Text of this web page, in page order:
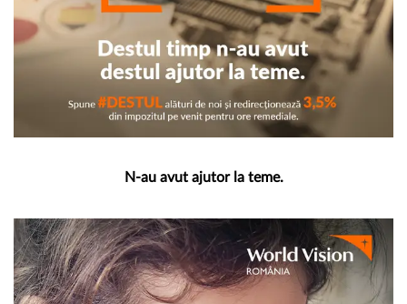
N-au avut ajutor la teme.